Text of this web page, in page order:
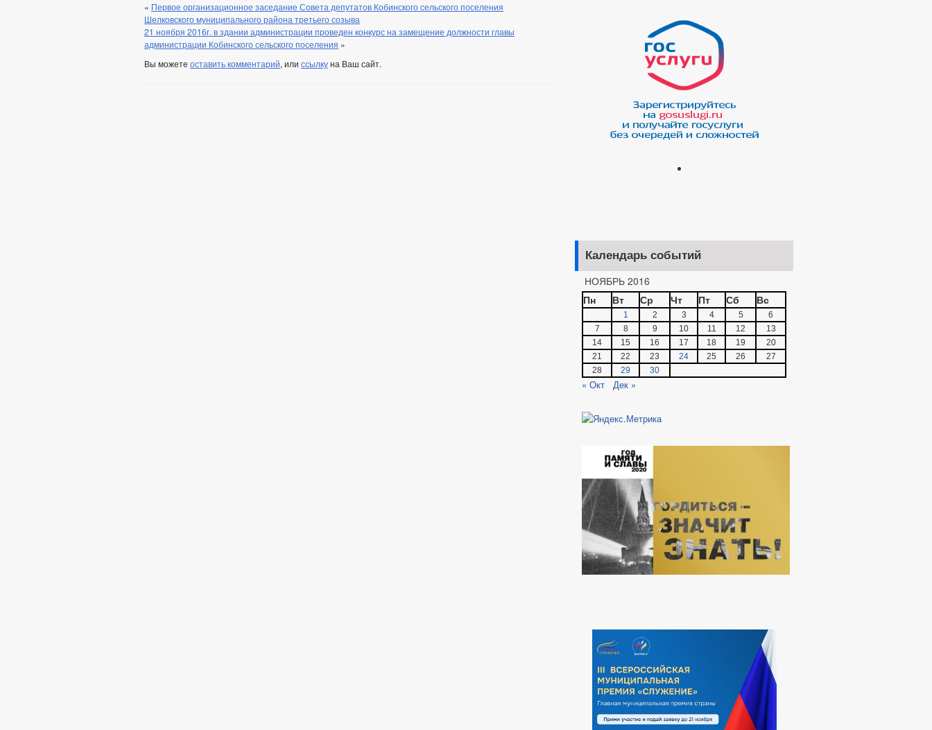
« Первое организационное заседание Совета депутатов Кобинского сельского поселения
Шелковского муниципального района третьего созыва
21 ноября 2016г. в здании администрации проведен конкурс на замещение должности главы
администрации Кобинского сельского поселения »
Вы можете оставить комментарий, или ссылкуна Ваш сайт.
Календарь событий
НОЯБРЬ 2016
Пн
Вт Ср Чт Пт Сб Вс
1 2 3 4 5
6
7
8 9 10 11 12
13
14
15 16 17 18 19
20
21
22 23 24 25 26
27
28
29 30
« Окт Дек »